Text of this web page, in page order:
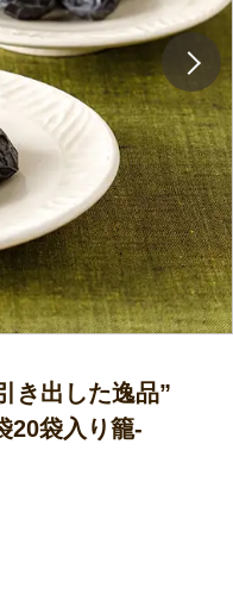
き出した逸品”
袋入り籠‐